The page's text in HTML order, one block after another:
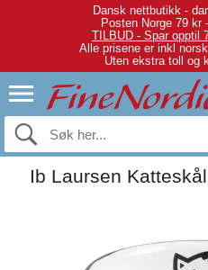
Dansk nettbutikk -
Posten Norge 79 kr
TILBUD - Spar opptil
Alle prisene er inkl
Uten ekstra toll og
Ib Laursen